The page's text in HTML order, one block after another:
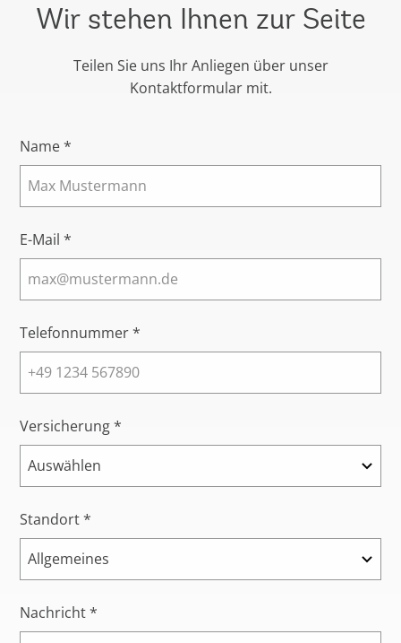
Wir stehen Ihnen zur Seite
Teilen Sie uns Ihr Anliegen über unser
Kontaktformular mit.
Name *
E-Mail *
Telefonnummer *
Versicherung *
Standort *
Nachricht *